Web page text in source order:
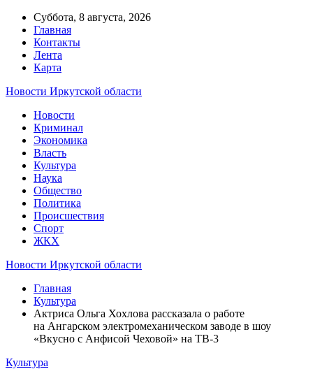
Суббота, 8 августа, 2026
Главная
Контакты
Лента
Карта
Новости Иркутской области
Новости
Криминал
Экономика
Власть
Культура
Наука
Общество
Политика
Происшествия
Спорт
ЖКХ
Новости Иркутской области
Главная
Культура
Актриса Ольга Хохлова рассказала о работе
на Ангарском электромеханическом заводе в шоу
«Вкусно с Анфисой Чеховой» на ТВ-3
Культура